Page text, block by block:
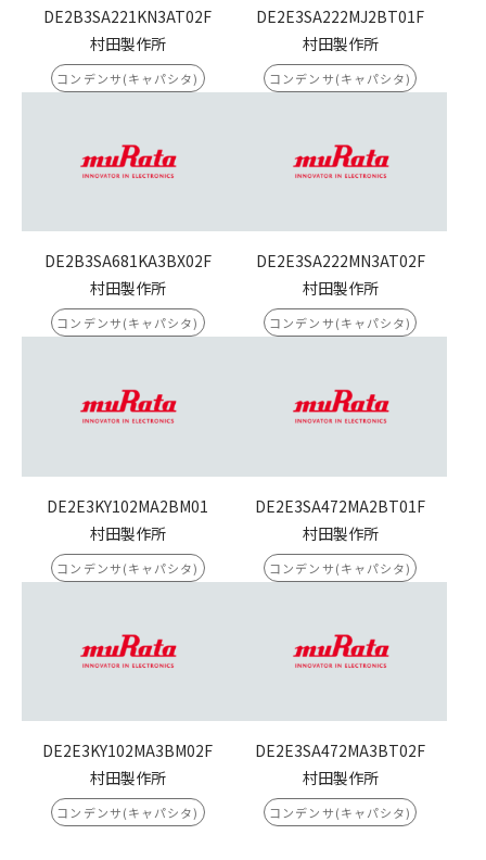
DE2B3SA221KN3AT02F
村田製作所
コンデンサ(キャパシタ)
DE2E3SA222MJ2BT01F
村田製作所
コンデンサ(キャパシタ)
DE2B3SA681KA3BX02F
村田製作所
コンデンサ(キャパシタ)
DE2E3SA222MN3AT02F
村田製作所
コンデンサ(キャパシタ)
DE2E3KY102MA2BM01
村田製作所
コンデンサ(キャパシタ)
DE2E3SA472MA2BT01F
村田製作所
コンデンサ(キャパシタ)
DE2E3KY102MA3BM02F
村田製作所
コンデンサ(キャパシタ)
DE2E3SA472MA3BT02F
村田製作所
コンデンサ(キャパシタ)